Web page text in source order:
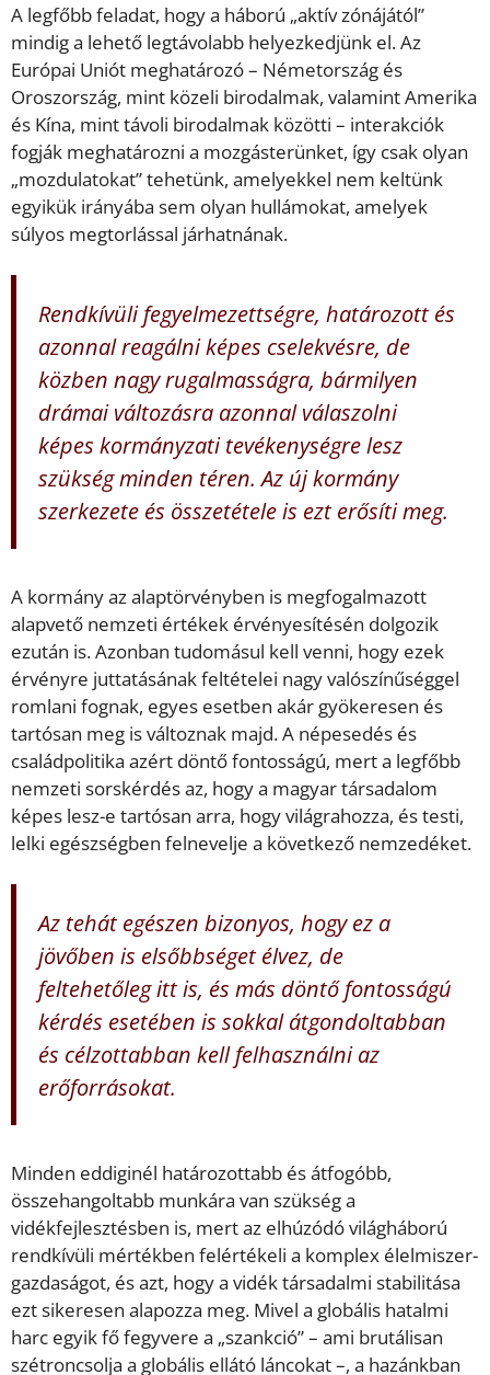
A legfőbb feladat, hogy a háború „aktív zónájától”
mindig a lehető legtávolabb helyezkedjünk el. Az
Európai Uniót meghatározó – Németország és
Oroszország, mint közeli birodalmak, valamint Amerika
és Kína, mint távoli birodalmak közötti – interakciók
fogják meghatározni a mozgásterünket, így csak olyan
„mozdulatokat” tehetünk, amelyekkel nem keltünk
egyikük irányába sem olyan hullámokat, amelyek
súlyos megtorlással járhatnának.
Rendkívüli fegyelmezettségre, határozott és
azonnal reagálni képes cselekvésre, de
közben nagy rugalmasságra, bármilyen
drámai változásra azonnal válaszolni
képes kormányzati tevékenységre lesz
szükség minden téren. Az új kormány
szerkezete és összetétele is ezt erősíti meg.
A kormány az alaptörvényben is megfogalmazott
alapvető nemzeti értékek érvényesítésén dolgozik
ezután is. Azonban tudomásul kell venni, hogy ezek
érvényre juttatásának feltételei nagy valószínűséggel
romlani fognak, egyes esetben akár gyökeresen és
tartósan meg is változnak majd. A népesedés és
családpolitika azért döntő fontosságú, mert a legfőbb
nemzeti sorskérdés az, hogy a magyar társadalom
képes lesz-e tartósan arra, hogy világrahozza, és testi,
lelki egészségben felnevelje a következő nemzedéket.
Az tehát egészen bizonyos, hogy ez a
jövőben is elsőbbséget élvez, de
feltehetőleg itt is, és más döntő fontosságú
kérdés esetében is sokkal átgondoltabban
és célzottabban kell felhasználni az
erőforrásokat.
Minden eddiginél határozottabb és átfogóbb,
összehangoltabb munkára van szükség a
vidékfejlesztésben is, mert az elhúzódó világháború
rendkívüli mértékben felértékeli a komplex élelmiszer-
gazdaságot, és azt, hogy a vidék társadalmi stabilitása
ezt sikeresen alapozza meg. Mivel a globális hatalmi
harc egyik fő fegyvere a „szankció” – ami brutálisan
szétroncsolja a globális ellátó láncokat –, a hazánkban